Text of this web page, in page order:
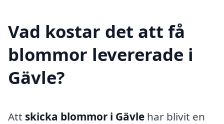
Vad kostar det att få
blommor levererade i
Gävle?
Att skicka blommor i Gävle har blivit en